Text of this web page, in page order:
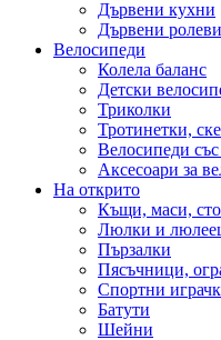
Дървени кухни
Дървени
Велосипеди
Колела баланс
Детски
Триколки
Тротинетки,
Велосипеди със
Аксесоари за
На открито
Къщи, маси,
Люлки и
Пързалки
Пясъчници,
Спортни
Батути
Шейни